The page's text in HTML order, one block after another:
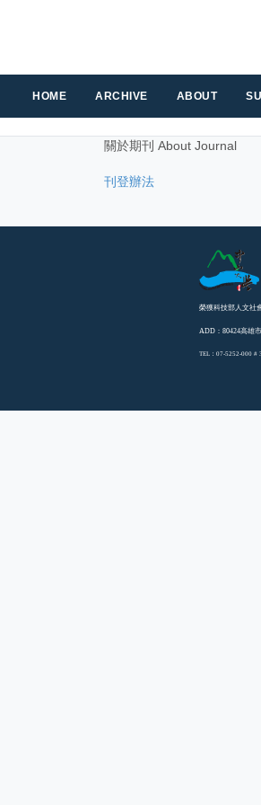
HOME ARCHIVE ABOUT
關於期刊 About Journal
刊登辦法
榮獲科技部人文社
ADD：80424高雄
TEL：07-5252-000 #